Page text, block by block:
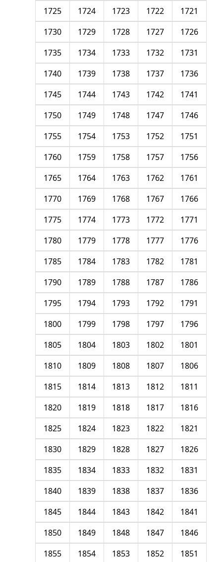
1721
1722
1723
1724
1725
1726
1727
1728
1729
1730
1731
1732
1733
1734
1735
1736
1737
1738
1739
1740
1741
1742
1743
1744
1745
1746
1747
1748
1749
1750
1751
1752
1753
1754
1755
1756
1757
1758
1759
1760
1761
1762
1763
1764
1765
1766
1767
1768
1769
1770
1771
1772
1773
1774
1775
1776
1777
1778
1779
1780
1781
1782
1783
1784
1785
1786
1787
1788
1789
1790
1791
1792
1793
1794
1795
1796
1797
1798
1799
1800
1801
1802
1803
1804
1805
1806
1807
1808
1809
1810
1811
1812
1813
1814
1815
1816
1817
1818
1819
1820
1821
1822
1823
1824
1825
1826
1827
1828
1829
1830
1831
1832
1833
1834
1835
1836
1837
1838
1839
1840
1841
1842
1843
1844
1845
1846
1847
1848
1849
1850
1851
1852
1853
1854
1855